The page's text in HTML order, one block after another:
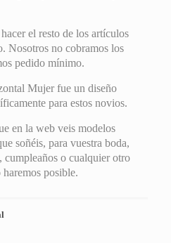
el resto de los artículos
Nosotros no cobramos los
pedido mínimo.
Mujer fue un diseño
para estos novios.
en la web veis modelos
soñéis, para vuestra boda,
cumpleaños o cualquier otro
posible.